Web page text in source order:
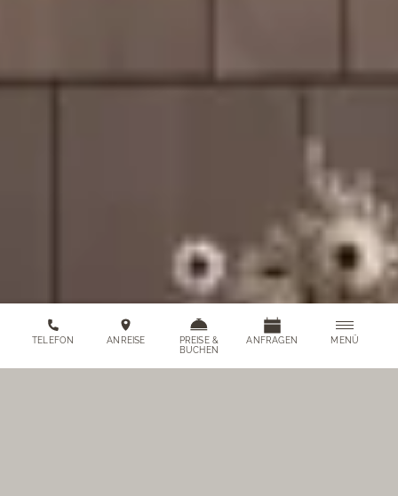
TELEFON ANREISE
PREISE &
BUCHEN
ANFRAGEN MENÜ